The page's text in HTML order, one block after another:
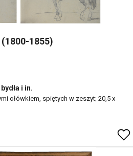
1855)
i in.
ołówkiem, spiętych w zeszyt; 20,5 x